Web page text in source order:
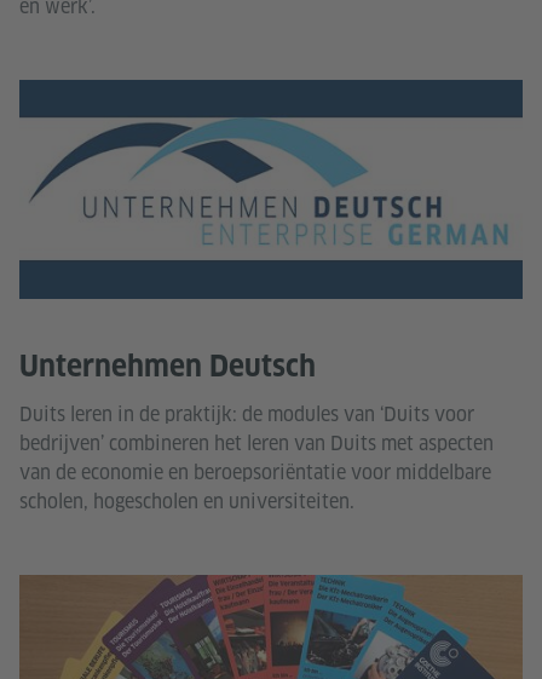
en werk’.
Unternehmen Deutsch
Duits leren in de praktijk: de modules van ‘Duits voor
bedrijven’ combineren het leren van Duits met aspecten
van de economie en beroepsoriëntatie voor middelbare
scholen, hogescholen en universiteiten.